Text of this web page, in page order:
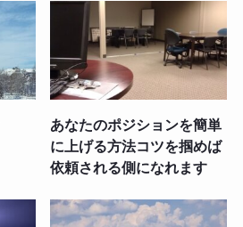
あなたのポジションを簡単
に上げる方法コツを掴めば
依頼される側になれます